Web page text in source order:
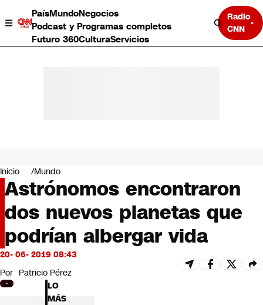
PaísMundoNegocios
Podcast y Programas completos
Futuro 360CulturaServicios
Radio
CNN
Negocios
Deportes
Programas completos
Cultura
Servicios
Bits
CNN tiempo
Futuro 360
Opinión
Inicio Mundo
Astrónomos encontraron
dos nuevos planetas que
podrían albergar vida
20- 06- 2019 08:43
Por Patricio Pérez
LO
MÁS